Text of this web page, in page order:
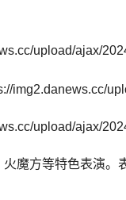
魔方等特色表演。